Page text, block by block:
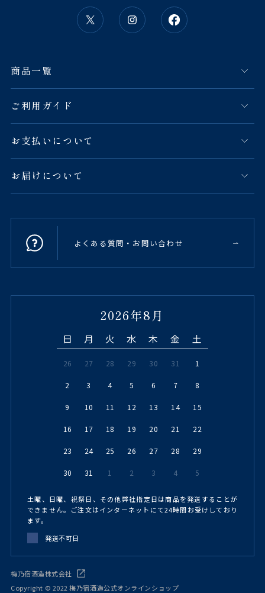
商品一覧
ご利用ガイド
お支払いについて
お届けについて
よくある質問・お問い合わせ
2026年8月
日 月 火 水 木 金 土
26 27 28 29 30 31 1
2 3 4 5 6 7 8
9 10 11 12 13 14 15
16 17 18 19 20 21 22
23 24 25 26 27 28 29
30 31 1 2 3 4 5
土曜、日曜、祝祭日、その他弊社指定日は商品を発送することが
できません。ご注文はインターネットにて24時間お受けしており
ます。
発送不可日
梅乃宿酒造株式会社
Copyright © 2022 梅乃宿酒造公式オンラインショップ